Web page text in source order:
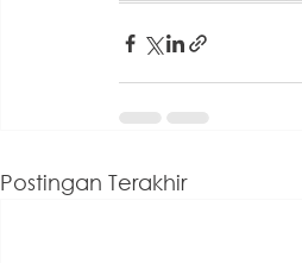
Postingan Terakhir